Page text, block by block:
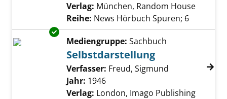
Verlag: München, Random House
Reihe: News Hörbuch Spuren; 6
Exemplar-Details von Selbstdarstellung
Mediengruppe: Sachbuch
Selbstdarstellung
Verfasser: Freud, Sigmund Suche nach
Jahr: 1946
Verlag: London, Imago Publishing